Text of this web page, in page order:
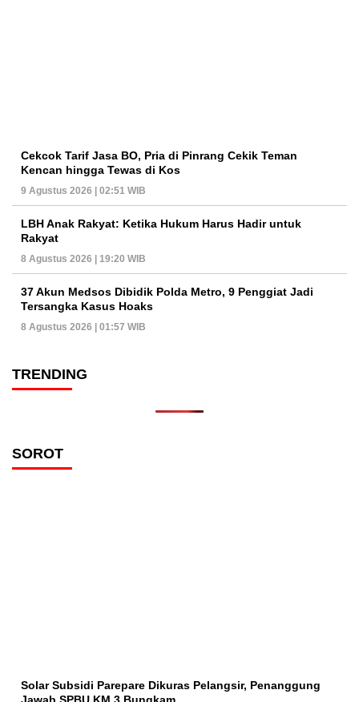
Cekcok Tarif Jasa BO, Pria di Pinrang Cekik Teman
Kencan hingga Tewas di Kos
9 Agustus 2026 | 02:51 WIB
LBH Anak Rakyat: Ketika Hukum Harus Hadir untuk
Rakyat
8 Agustus 2026 | 19:20 WIB
37 Akun Medsos Dibidik Polda Metro, 9 Penggiat Jadi
Tersangka Kasus Hoaks
8 Agustus 2026 | 01:57 WIB
TRENDING
SOROT
Solar Subsidi Parepare Dikuras Pelangsir, Penanggung